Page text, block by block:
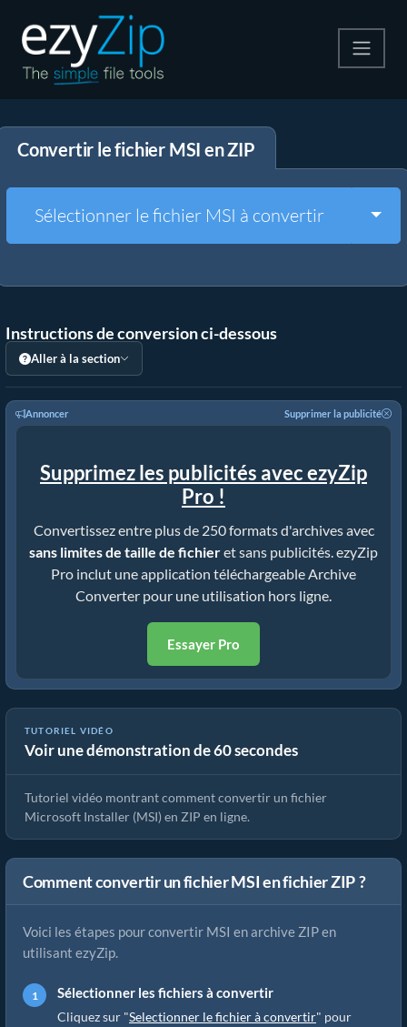
Décompresser
Autres outils
Convertir le fichier MSI en ZIP
Sélectionner le fichier MSI à convertir
Instructions de conversion ci-dessous
Aller à la section
Annoncer Supprimer la publicité
Supprimez les publicités avec ezyZip
Pro !
Convertissez entre plus de 250 formats d'archives avec
sans limites de taille de fichieret sans publicités. ezyZip
Pro inclut une application téléchargeable Archive
Converter pour une utilisation hors ligne.
Essayer Pro
TUTORIEL VIDÉO
Voir une démonstration de 60 secondes
Comment Convertir MSI en ZIP (Guide Simple)
Tutoriel vidéo montrant comment convertir un fichier
Microsoft Installer (MSI) en ZIP en ligne.
Comment convertir un fichier MSI en fichier ZIP ?
Voici les étapes pour convertir MSI en archive ZIP en
utilisant ezyZip.
Sélectionner les fichiers à convertir
Cliquez sur "Selectionner le fichier à convertir" pour